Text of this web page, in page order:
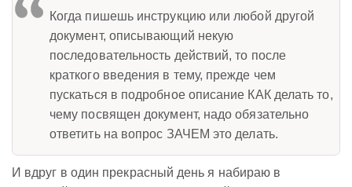
Когда пишешь инструкцию или любой другой
документ, описывающий некую
последовательность действий, то после
краткого введения в тему, прежде чем
пускаться в подробное описание КАК делать то,
чему посвящен документ, надо обязательно
ответить на вопрос ЗАЧЕМ это делать.
И вдруг в один прекрасный день я набираю в